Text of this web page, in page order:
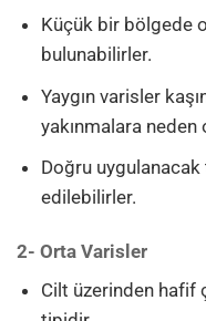
Küçük bir bölgede
bulunabilirler.
Yaygın varisler
yakınmalara
Doğru
edilebilirler.
2- Orta Varisler
Cilt üzerinden hafif